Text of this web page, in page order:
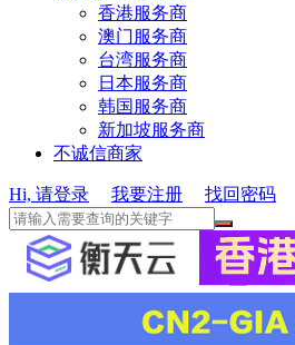
香港服务商
澳门服务商
台湾服务商
日本服务商
韩国服务商
新加坡服务商
不诚信商家
Hi, 请登录 我要注册 找回密码